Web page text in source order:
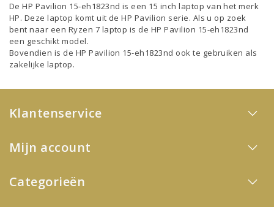
De HP Pavilion 15-eh1823nd is een 15 inch laptop van het merk
HP. Deze laptop komt uit deHP Pavilion serie. Als u op zoek
bent naar een Ryzen 7 laptop is de HP Pavilion 15-eh1823nd
een geschikt model.
Bovendien is de HP Pavilion 15-eh1823nd ook te gebruiken als
zakelijke laptop.
Klantenservice
Mijn account
Categorieën